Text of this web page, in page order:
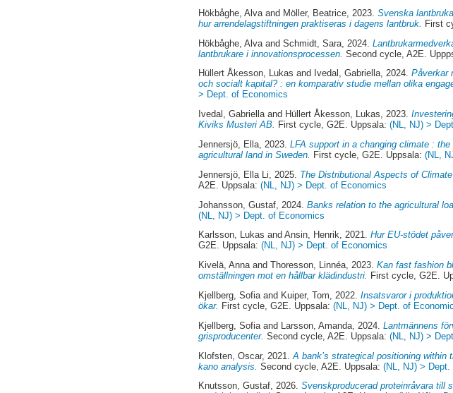
Hökbåghe, Alva and Möller, Beatrice , 2023.Svenska
hur arrendelagstiftningen praktiseras i dagens lantbruk.
First
Hökbåghe, Alva andSchmidt, Sara , 2024.
lantbrukare i innovationsprocessen. Second cycle, A2E.
Hüllert Åkesson, Lukas and Ivedal, Gabriella, 2024.Påverkar
och socialt kapital? : en komparativ studie mellan olika
> Dept. of Economics
Ivedal, Gabriellaand Hüllert Åkesson, Lukas, 2023.
Kiviks Musteri AB. First cycle, G2E. Uppsala:(NL, NJ) >
Jennersjö, Ella, 2023.LFA support in a changing climate :
agricultural land in Sweden. First cycle, G2E. Uppsala:(NL,
Jennersjö, Ella Li , 2025. The Distributional Aspects of
A2E. Uppsala:(NL, NJ) > Dept. of Economics
Johansson, Gustaf , 2024.Banks relation to the agricultural
(NL, NJ) > Dept. of Economics
Karlsson, Lukas andAnsin, Henrik, 2021.Hur EU-stödet
G2E. Uppsala:(NL, NJ) > Dept. of Economics
Kivelä, AnnaandThoresson, Linnéa, 2023.Kan fast fashion
omställningen mot en hållbar klädindustri. First cycle, G2E.
Kjellberg, Sofia and Kuiper, Tom , 2022.Insatsvaror i
ökar. First cycle, G2E. Uppsala:(NL, NJ) > Dept. of
Kjellberg, Sofia and Larsson, Amanda , 2024.Lantmännens
grisproducenter. Second cycle, A2E. Uppsala:(NL, NJ) >
Klofsten, Oscar, 2021.A bank’s strategical positioning
kano analysis. Second cycle, A2E. Uppsala:(NL, NJ) >
Knutsson, Gustaf, 2026.Svenskproducerad proteinråvara till